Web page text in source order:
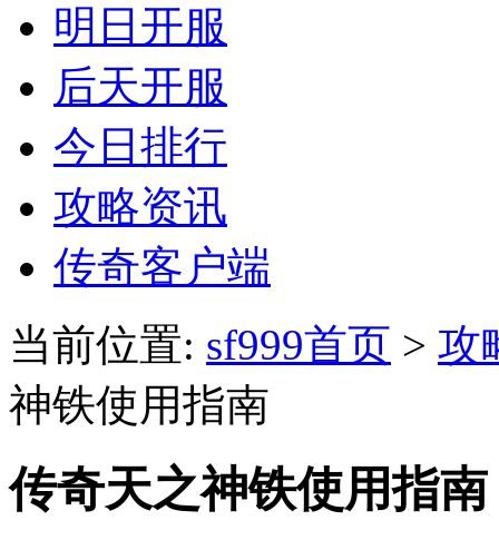
明日开服
后天开服
今日排行
攻略资讯
传奇客户端
当前位置: sf999首页 > 攻
神铁使用指南
传奇天之神铁使用指南